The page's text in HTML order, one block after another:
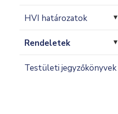
HVI határozatok ▼
Rendeletek ▼
Testületi jegyzőkönyvek